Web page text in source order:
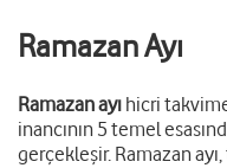
Ramazan Ayı
Ramazan ayı hicri
inancının 5 temel
gerçekleşir. Ramazan